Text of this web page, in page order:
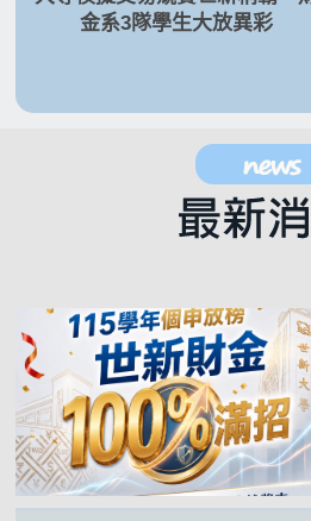
金系3隊學生大放異彩